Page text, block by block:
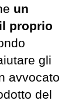
un
proprio
gli
avvocato
del